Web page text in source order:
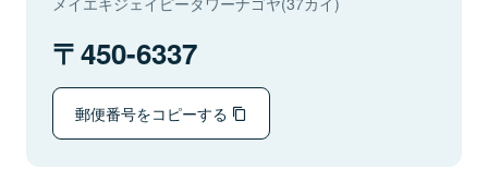
450-6337
郵便番号をコピーする